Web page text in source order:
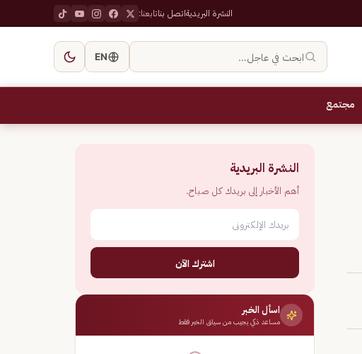
النشرة البريديةاتصل بناتابعنا:
ابحث في عاجل… EN
مجتمع
النشرة البريدية
أهم الأخبار إلى بريدك كل صباح.
اشترك الآن
اسأل الخبر
مساعد ذكي يجيب من سياق الخبر فقط